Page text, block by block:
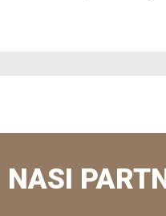
NASI